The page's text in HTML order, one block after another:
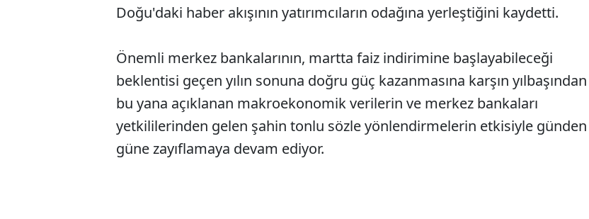
Doğu'daki haber akışının yatırımcıların odağına yerleştiğini kaydetti.
Önemli merkez bankalarının, martta faiz indirimine başlayabileceği
beklentisi geçen yılın sonuna doğru güç kazanmasına karşın yılbaşından
bu yana açıklanan makroekonomik verilerin ve merkez bankaları
yetkililerinden gelen şahin tonlu sözle yönlendirmelerin etkisiyle günden
güne zayıflamaya devam ediyor.